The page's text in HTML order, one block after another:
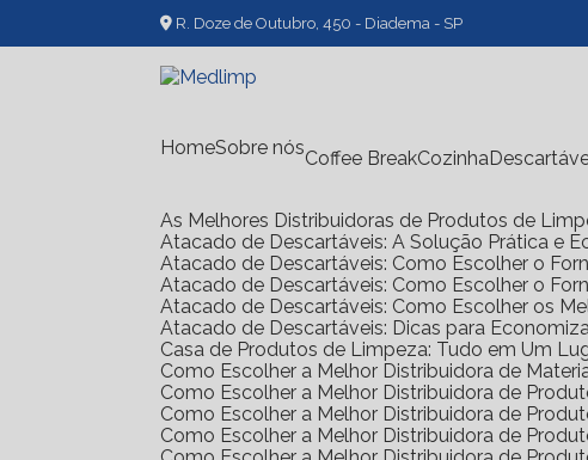
R. Doze de Outubro, 450 - Diadema - SP
Home Sobre nós
Coffee Break
Cozinha
As Melhores Distribuidoras de Produtos de
Atacado de Descartáveis: A Solução Prática e
Atacado de Descartáveis: Como Escolher o
Atacado de Descartáveis: Como Escolher o
Atacado de Descartáveis: Como Escolher os
Atacado de Descartáveis: Dicas para
Casa de Produtos de Limpeza: Tudo em Um
Como Escolher a Melhor Distribuidora de
Como Escolher a Melhor Distribuidora de
Como Escolher a Melhor Distribuidora de
Como Escolher a Melhor Distribuidora de